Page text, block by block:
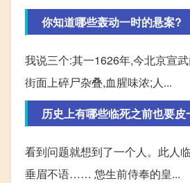
你知道哪些轰动一时的悬案?
我说三个:其一1626年,今北京宣
街面上碎尸杂叠,血腥味浓;人...
历史上有哪些临死之前也要皮
看到问题就想到了一个人。此人
垂眉不语…… 怹生前侍奉的皇...